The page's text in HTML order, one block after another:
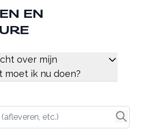
EN
over mijn
moet ik nu doen?
etc.)